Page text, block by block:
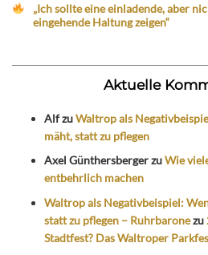
„Ich sollte eine einladende, aber
eingehende Haltung zeigen“
Aktuelle
AlfzuWaltrop als
mäht, statt zu pflegen
Axel GünthersbergerzuWie
entbehrlich machen
Waltrop als Negativbeispiel:
statt zu pflegen – Ruhrbaronezu
Stadtfest? Das Waltroper